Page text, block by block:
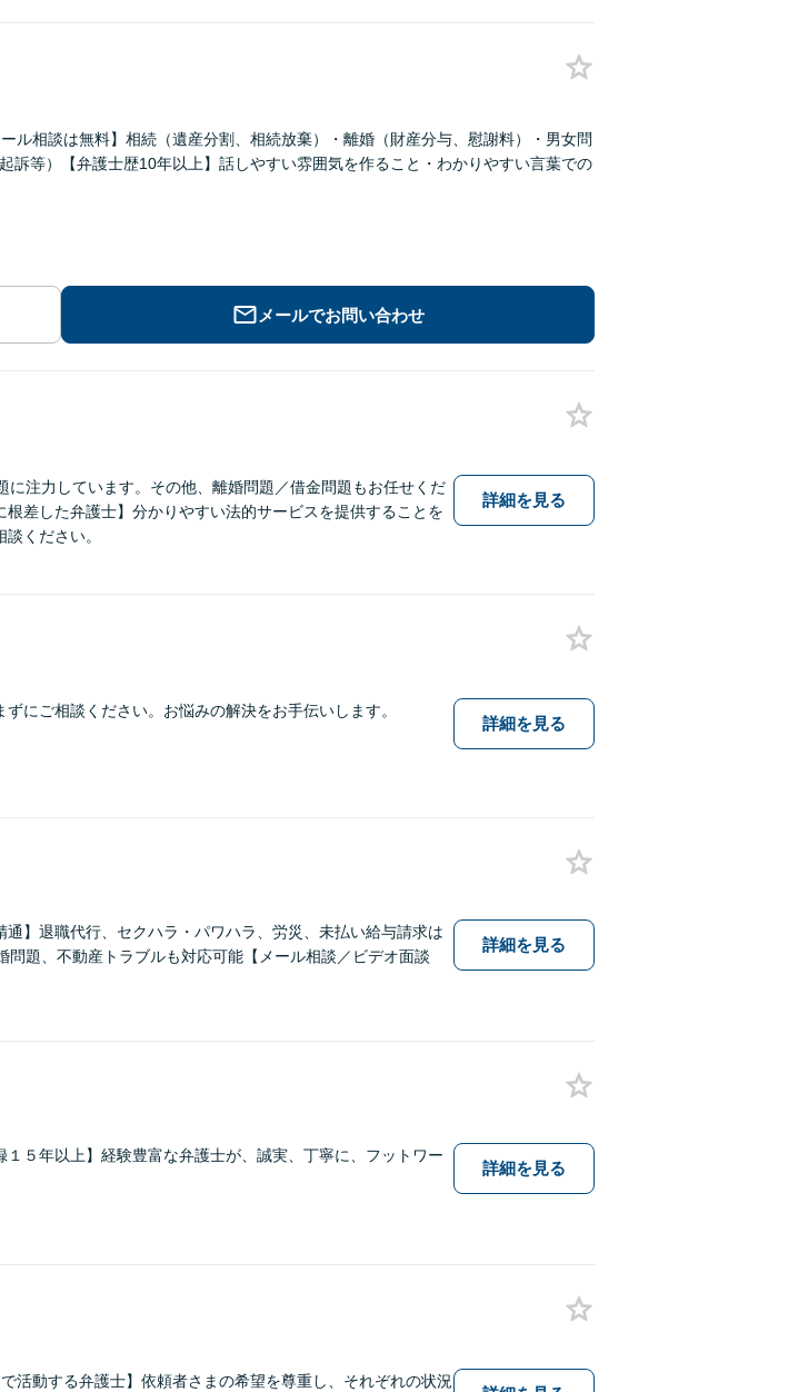
ル相談は無料】相続（遺産分割、相続放棄）・離婚（財産分与、慰謝料）・男女問
訴等）【弁護士歴10年以上】話しやすい雰囲気を作ること・わかりやすい言葉での
メールでお問い合わせ
に注力しています。その他、離婚問題／借金問題もお任せくだ
差した弁護士】分かりやすい法的サービスを提供することを
ください。
詳細を見る
にご相談ください。お悩みの解決をお手伝いします。
詳細を見る
通】退職代行、セクハラ・パワハラ、労災、未払い給与請求は
題、不動産トラブルも対応可能【メール相談／ビデオ面談
詳細を見る
１５年以上】経験豊富な弁護士が、誠実、丁寧に、フットワー
詳細を見る
活動する弁護士】依頼者さまの希望を尊重し、それぞれの状況